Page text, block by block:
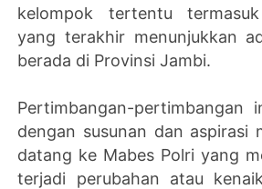
kelompok tertentu
yang terakhir menunjukkan
berada di Provinsi Jambi.
Pertimbangan-pertimbangan
dengan susunan dan aspirasi
datang ke Mabes Polri yang
terjadi perubahan atau